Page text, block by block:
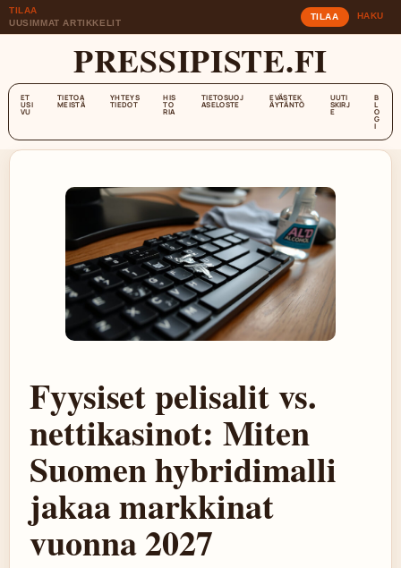
TILAA
UUSIMMAT ARTIKKELIT
TILAA HAKU
PRESSIPISTE.FI
ET
USI
VU
TIETOA
MEISTÄ
YHTEYS
TIEDOT
HIS
TO
RIA
TIETOSUOJ
ASELOSTE
EVÄSTEK
ÄYTÄNTÖ
UUTI
SKIRJ
E
B
L
O
G
I
Fyysiset pelisalit vs.
nettikasinot: Miten
Suomen hybridimalli
jakaa markkinat
vuonna 2027